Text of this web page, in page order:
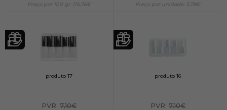
Preço por 100 gr: 115,76€ Preço por unidade: 3,78€
produto 17
PVR: 7,10€
produto 16
PVR:7,10€